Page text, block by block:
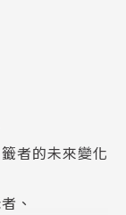
者的未來變化
、